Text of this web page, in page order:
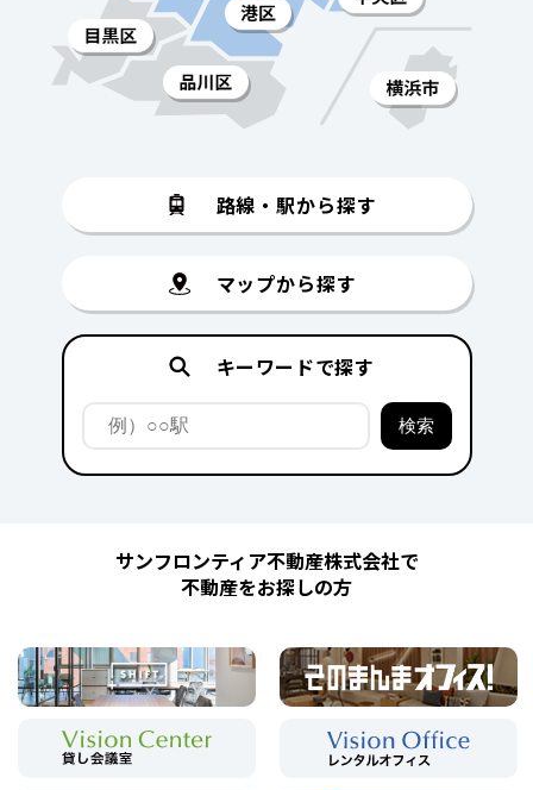
路線・駅から探す
マップから探す
キーワードで探す
サンフロンティア不動産株式会社で
不動産をお探しの方